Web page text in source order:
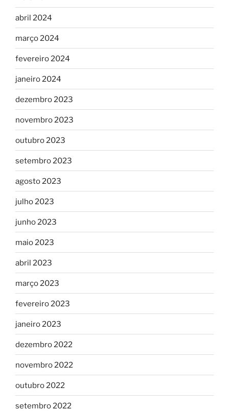
abril 2024
março 2024
fevereiro 2024
janeiro 2024
dezembro 2023
novembro 2023
outubro 2023
setembro 2023
agosto 2023
julho 2023
junho 2023
maio 2023
abril 2023
março 2023
fevereiro 2023
janeiro 2023
dezembro 2022
novembro 2022
outubro 2022
setembro 2022